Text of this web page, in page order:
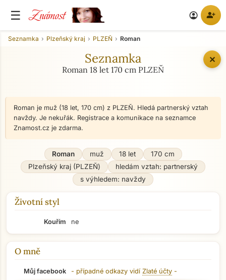
☰ Známost account_circle person_add
✕
Seznamka Plzeňský kraj PLZEŇ Roman
Seznamka
Roman 18 let 170 cm PLZEŇ
Roman je muž (18 let, 170 cm) z PLZEŇ. Hledá partnerský vztah
navždy. Je nekuřák. Registrace a komunikace na seznamce
Znamost.cz je zdarma.
Roman muž 18 let
170 cm
Plzeňský kraj (PLZEŇ)
hledám vztah: partnerský
s výhledem: navždy
Životní styl
Kouřím ne
O mně
Můj facebook - případné odkazy vidí Zlaté účty -